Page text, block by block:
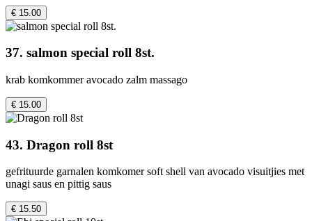
€ 15.00
37. salmon special roll 8st.
krab komkommer avocado zalm massago
€ 15.00
43. Dragon roll 8st
gefrituurde garnalen komkomer soft shell van avocado visuitjies met
unagi saus en pittig saus
€ 15.50